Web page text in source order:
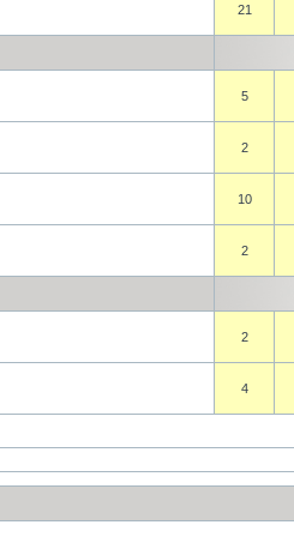
21
5
2
10
2
2
4